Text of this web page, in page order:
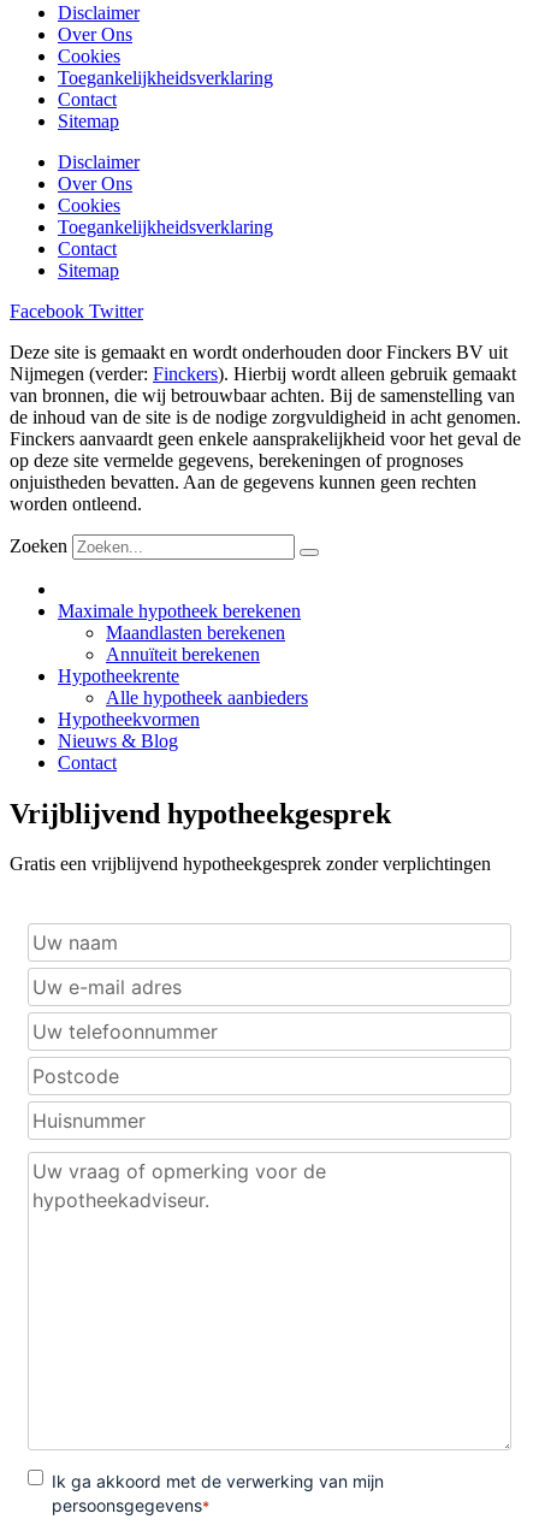
Disclaimer
Over Ons
Cookies
Toegankelijkheidsverklaring
Contact
Sitemap
Disclaimer
Over Ons
Cookies
Toegankelijkheidsverklaring
Contact
Sitemap
Facebook Twitter
Deze site is gemaakt en wordt onderhouden door Finckers BV uit
Nijmegen (verder: Finckers). Hierbij wordt alleen gebruik gemaakt
van bronnen, die wij betrouwbaar achten. Bij de samenstelling van
de inhoud van de site is de nodige zorgvuldigheid in acht genomen.
Finckers aanvaardt geen enkele aansprakelijkheid voor het geval de
op deze site vermelde gegevens, berekeningen of prognoses
onjuistheden bevatten. Aan de gegevens kunnen geen rechten
worden ontleend.
Zoeken
Maximale hypotheek berekenen
Maandlasten berekenen
Annuïteit berekenen
Hypotheekrente
Alle hypotheek aanbieders
Hypotheekvormen
Nieuws & Blog
Contact
Vrijblijvend hypotheekgesprek
Gratis een vrijblijvend hypotheekgesprek zonder verplichtingen